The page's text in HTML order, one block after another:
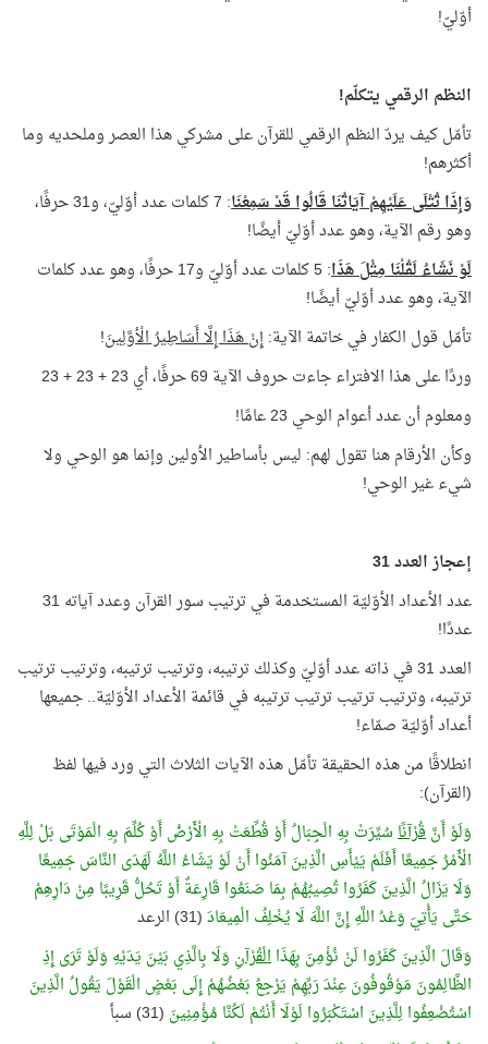
أوّليّ!
النظم الرقمي يتكلّم!
تأمّل كيف يردّ النظم الرقمي للقرآن على مشركي هذا العصر وملحديه وما
أكثرهم!
وَإِذَا تُتْلَى عَلَيْهِمْ آيَاتُنَا قَالُوا قَدْ سَمِعْنَا
: 7 كلمات عدد أوّليّ، و31 حرفًا،
وهو رقم الآية، وهو عدد أوّليّ أيضًا!
لَوْ نَشَاءُ لَقُلْنَا مِثْلَ هَذَا
: 5 كلمات عدد أوّليّ و17 حرفًا، وهو عدد كلمات
الآية، وهو عدد أوّليّ أيضًا!
تأمّل قول الكفار في خاتمة الآية:إِنْ هَذَا إِلَّا أَسَاطِيرُ الْأوَّلِينَ!
وردًا على هذا الافتراء جاءت حروف الآية 69 حرفًا، أي 23 + 23 + 23
ومعلوم أن عدد أعوام الوحي 23 عامًا!
وكأن الأرقام هنا تقول لهم: ليس بأساطير الأولين وإنما هو الوحي ولا
شيء غير الوحي!
إعجاز العدد 31
عدد الأعداد الأوّليّة المستخدمة في ترتيب سور القرآن وعدد آياته 31
عددًا!
العدد 31 في ذاته عدد أوّليّ وكذلك ترتيبه، وترتيب ترتيبه، وترتيب ترتيب
ترتيبه، وترتيب ترتيب ترتيب ترتيبه في قائمة الأعداد الأوّليّة.. جميعها
أعداد أوّليّة صمّاء!
انطلاقًا من هذه الحقيقة تأمّل هذه الآيات الثلاث التي ورد فيها لفظ
(القرآن):
وَلَوْ أَنَّقُرْآنًاسُيِّرَتْ بِهِ الْجِبَالُ أَوْ قُطِّعَتْ بِهِ الْأَرْضُ أَوْ كُلِّمَ بِهِ الْمَوْتَى بَلْ لِلَّهِ
الْأَمْرُ جَمِيعًا أَفَلَمْ يَيْأَسِ الَّذِينَ آمَنُوا أَنْ لَوْ يَشَاءُ اللَّهُ لَهَدَى النَّاسَ جَمِيعًا
وَلَا يَزَالُ الَّذِينَ كَفَرُوا تُصِيبُهُمْ بِمَا صَنَعُوا قَارِعَةٌ أَوْ تَحُلُّ قَرِيبًا مِنْ دَارِهِمْ
حَتَّى يَأْتِيَ وَعْدُ اللَّهِ إِنَّ اللَّهَ لَا يُخْلِفُ الْمِيعَادَ(31) الرعد
وَقَالَ الَّذِينَ كَفَرُوا لَنْ نُؤْمِنَ بِهَذَاالْقُرْآنِ وَلَا بِالَّذِي بَيْنَ يَدَيْهِ وَلَوْ تَرَى إِذِ
الظَّالِمُونَ مَوْقُوفُونَ عِنْدَ رَبِّهِمْ يَرْجِعُ بَعْضُهُمْ إِلَى بَعْضٍ الْقَوْلَ يَقُولُ الَّذِينَ
اسْتُضْعِفُوا لِلَّذِينَ اسْتَكْبَرُوا لَوْلَا أَنْتُمْ لَكُنَّا مُؤْمِنِينَ (31) سبأ